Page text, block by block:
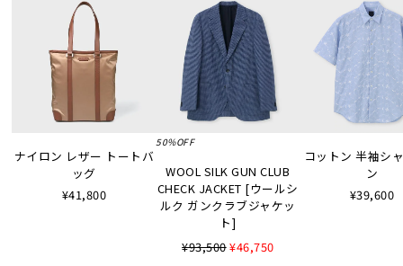
ナイロン レザー トートバ
ッグ
¥41,800
50%OFF
WOOL SILK GUN CLUB
CHECK JACKET [ウールシ
ルク ガンクラブジャケッ
ト]
¥93,500¥46,750
コットン 半袖シ
ン
¥39,600